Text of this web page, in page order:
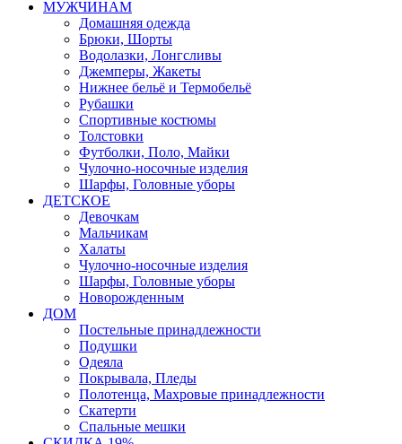
МУЖЧИНАМ
Домашняя одежда
Брюки, Шорты
Водолазки, Лонгсливы
Джемперы, Жакеты
Нижнее бельё и Термобельё
Рубашки
Спортивные костюмы
Толстовки
Футболки, Поло, Майки
Чулочно-носочные изделия
Шарфы, Головные уборы
ДЕТСКОЕ
Девочкам
Мальчикам
Халаты
Чулочно-носочные изделия
Шарфы, Головные уборы
Новорожденным
ДОМ
Постельные принадлежности
Подушки
Одеяла
Покрывала, Пледы
Полотенца, Махровые принадлежности
Скатерти
Спальные мешки